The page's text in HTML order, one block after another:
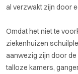
al verzwakt zijn door
Omdat het niet te
ziekenhuizen
aanwezig zijn door
talloze kamers,